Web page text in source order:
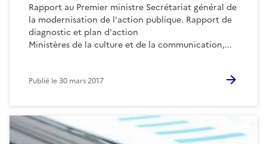
Rapport au Premier ministre Secrétariat général de
la modernisation de l'action publique. Rapport de
diagnostic et plan d'action
Ministères de la culture et de la communication,...
Publié le30 mars 2017